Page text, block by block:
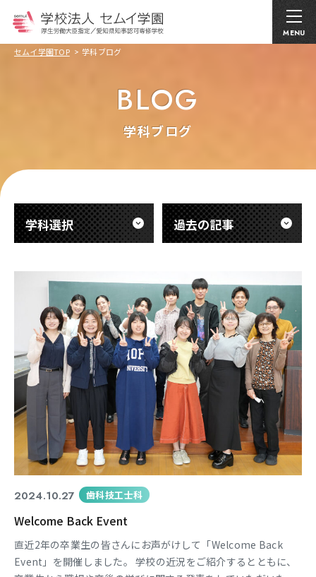
MENU
セムイ学園TOP 学科ブログ
BLOG
学科ブログ
学科選択 過去の記事
2024.10.27 歯科技工士科
Welcome Back Event
直近2年の卒業生の皆さんにお声がけして「Welcome Back
Event」を開催しました。 学校の近況をご紹介するとともに、